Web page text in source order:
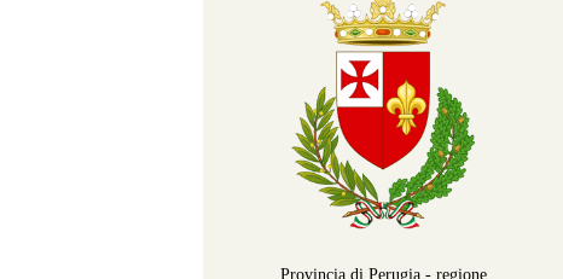
Provincia di Perugia - regione